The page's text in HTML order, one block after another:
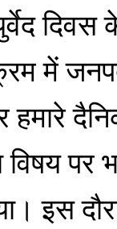
दिवस
में
हमारे
पर
इस